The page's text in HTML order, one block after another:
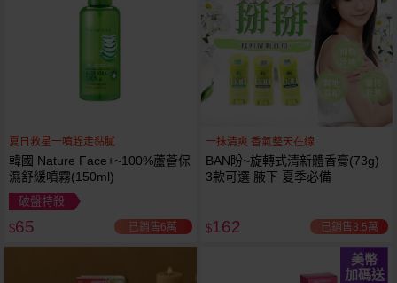
夏日救星一噴趕走黏膩
韓國 Nature Face+~100%蘆薈保
濕舒緩噴霧(150ml)
破盤特殺
$65 已銷售6萬
一抹清爽 香氣整天在線
BAN盼~旋轉式清新體香膏(73g)
3款可選 腋下 夏季必備
$162 已銷售3.5萬
美幣
加碼送